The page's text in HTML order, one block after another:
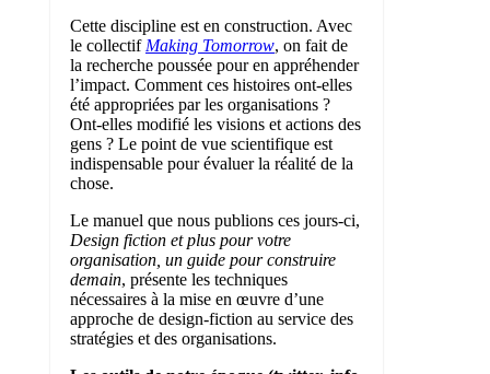
Cette discipline est en construction. Avec
le collectifMaking Tomorrow, on fait de
la recherche poussée pour en appréhender
l’impact. Comment ces histoires ont-elles
été appropriées par les organisations ?
Ont-elles modifié les visions et actions des
gens ? Le point de vue scientifique est
indispensable pour évaluer la réalité de la
chose.
Le manuel que nous publions ces jours-ci,
Design fiction et plus pour votre
organisation, un guide pour construire
demain, présente les techniques
nécessaires à la mise en œuvre d’une
approche de design-fiction au service des
stratégies et des organisations.